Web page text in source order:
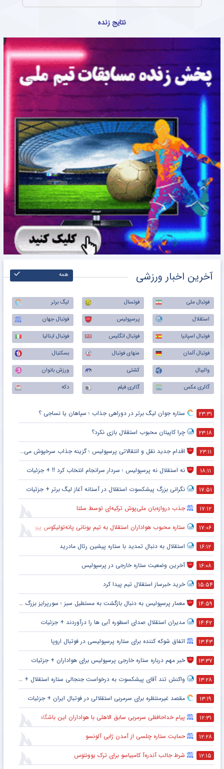
نتایج زنده
آخرین اخبار ورزشی همه
فوتبال ملی فوتسال
لیگ برتر
استقلال
پرسپولیس
فوتبال جهان
فوتبال اسپانیا
فوتبال انگلیس
فوتبال ایتالیا
فوتبال آلمان
منهای فوتبال
بسکتبال
والیبال
کشتی
ورزش بانوان
گالری عکس
گالری فیلم دکه
۲۳:۳۱ ستاره جوان لیگ برتر در دوراهی جذاب ؛ سپاهان یا نساجی ؟
۲۳:۱۸ چرا کاپیتان محبوب استقلال بازی نکرد؟
۲۳:۱۱ اقدام جدید نقل و انتقالاتی پرسپولیس ؛ گزینه جذاب سرخپوش می شود؟
۱۸:۱۱ نه استقلال نه پرسپولیس ؛ سردار سرانجام انتخاب کرد !! + جزئیات
۱۷:۵۱ نگرانی بزرگ پیشکسوت استقلال در آستانه آغاز لیگ برتر + جزئیات
۱۷:۱۲ جذب دروازه‌بان ملی‌پوش ترکیه‌ای توسط سلتا
۱۷:۰۶ ستاره محبوب هواداران استقلال به تیم یونانی پانه‌تولیکوس پیوست
۱۶:۱۲ استقلال به دنبال تمدید با ستاره پیشین رئال مادرید
۱۶:۰۸ آخرین وضعیت ستاره خارجی در پرسپولیس
۱۵:۵۴ خرید خبرساز استقلال تیم پیدا کرد
۱۴:۵۹ معمار پرسپولیس به دنبال بازگشت به مستطیل سبز ؛ سورپرایز بزرگ در راه است ؟ + جزئیات
۱۴:۴۲ مدیران استقلال صدای اسطوره آبی ها را درآوردند + جزئیات
۱۳:۴۳ اتفاق شوکه کننده برای ستاره پرسپولیسی در فوتبال اروپا
۱۳:۳۷ خبر مهم درباره ستاره خارجی پرسپولیس برای هواداران + جزئیات
۱۳:۲۸ واکنش تند آقای پیشکسوت به درخواست جنجالی ستاره استقلال + جزئیات
۱۳:۱۹ مقصد غیرمنتظره برای سرمربی استقلالی در فوتبال ایران + جزئیات
۱۲:۳۱ پیام خداحافظی سرمربی سابق الاهلی با هواداران این باشگاه
۱۲:۲۸ حمایت ستاره چلسی از آمدن ژابی آلونسو
۱۲:۱۵ شرط جالب آندره‌آ کامبیاسو برای ترک یوونتوس